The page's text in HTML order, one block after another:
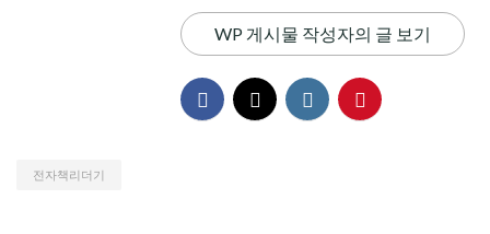
WP 게시물 작성자의 글 보기
전자책리더기